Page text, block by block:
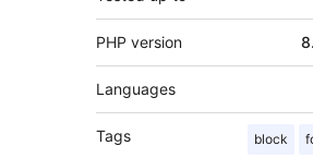
PHP version
Languages
Tags block